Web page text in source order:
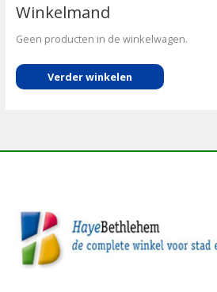
Winkelmand
Geen producten in de winkelwagen.
Verder winkelen